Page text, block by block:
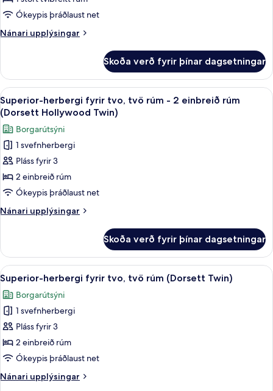
Deluxe
King
Ókeypis þráðlaust net
Nánari upplýsingar
Nánari
King
Room
Skoða verð fyrir þínar dagsetningar
Skoða
allar
myndir
fyrir
Superior-
herbergi
fyrir
tvo,
tvö
rúm
2
einbreið
rúm
(Dorsett
Hollywood
Twin)
Superior-herbergi fyrir tvo, tvö rúm
5
Superior-herbergi fyrir tvo, tvö rúm - 2 einbreið rúm
(Dorsett Hollywood Twin)
Borgarútsýni
1 svefnherbergi
Pláss fyrir 3
2 einbreið rúm
Ókeypis þráðlaust net
Nánari upplýsingar
Nánari
herbergi
fyrir
tvo,
tvö
rúm
einbreið
rúm
(Dorsett
Hollywood
Twin)
Skoða verð fyrir þínar dagsetningar
Skoða
allar
myndir
fyrir
Superior-
herbergi
fyrir
tvö
Superior-herbergi fyrir tvo, tvö rúm
5
Superior-herbergi fyrir tvo, tvö rúm (Dorsett Twin)
Borgarútsýni
1 svefnherbergi
Pláss fyrir 3
2 einbreið rúm
Ókeypis þráðlaust net
Nánari upplýsingar
Nánari